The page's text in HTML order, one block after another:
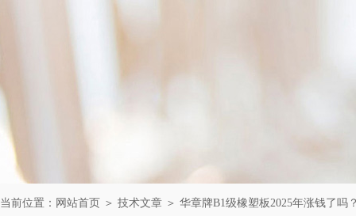
当前位置： 网站首页 ＞ 技术文章 ＞ 华章牌B1级橡塑板2025年涨钱了吗